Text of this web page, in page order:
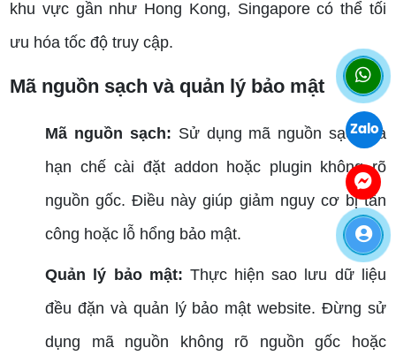
khu vực gần như Hong Kong, Singapore có thể tối
ưu hóa tốc độ truy cập.
Mã nguồn sạch và quản lý bảo mật
Mã nguồn sạch: Sử dụng mã nguồn sạch và
hạn chế cài đặt addon hoặc plugin không rõ
nguồn gốc. Điều này giúp giảm nguy cơ bị tấn
công hoặc lỗ hổng bảo mật.
Quản lý bảo mật: Thực hiện sao lưu dữ liệu
đều đặn và quản lý bảo mật website. Đừng sử
dụng mã nguồn không rõ nguồn gốc hoặc
Zalo